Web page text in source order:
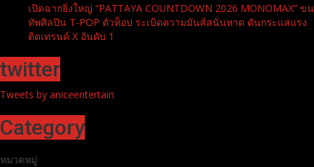
เปิดฉากยิ่งใหญ่ “PATTAYA COUNTDOWN 2026 MONOMAX” ขน
ทัพศิลปิน T-POP ตัวท็อป ระเบิดความมันส์สนั่นหาด ดันกระแสแรง
ติดเทรนด์ X อันดับ 1
twitter
Tweets by aniceentertain
Category
หมวดหมู่